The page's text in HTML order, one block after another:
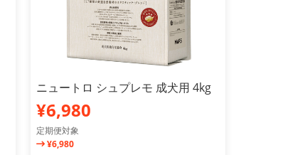
ニュートロ シュプレモ 成犬用 4kg
¥6,980
定期便対象
¥6,980